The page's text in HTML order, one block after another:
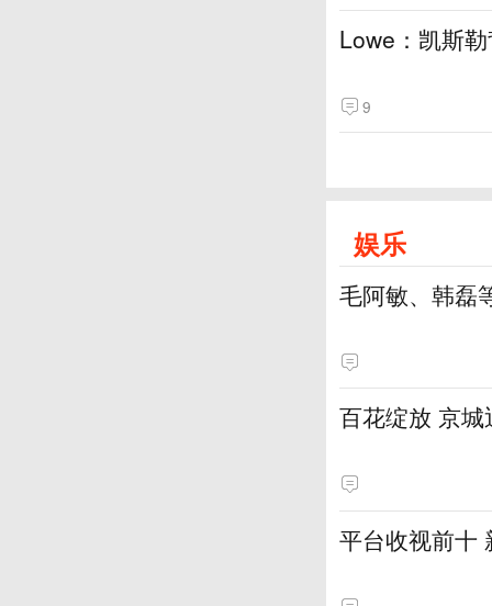
Lowe：凯斯
9
娱乐
毛阿敏、韩磊
百花绽放 京
平台收视前十